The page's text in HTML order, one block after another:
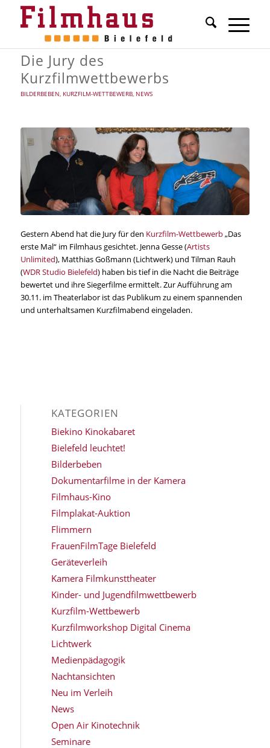
Die Jury des
Kurzfilmwettbewerbs
BILDERBEBEN, KURZFILM-WETTBEWERB, NEWS
Gestern Abend hat die Jury für den Kurzfilm-Wettbewerb„Das
erste Mal“ im Filmhaus gesichtet. Jenna Gesse (Artists
Unlimited), Matthias Goßmann (Lichtwerk) und Tilman Rauh
(WDR Studio Bielefeld) haben bis tief in die Nacht die Beiträge
bewertet und ihre Siegerfilme ermittelt. Zur Aufführung am
30.11. im Theaterlabor ist das Publikum zu einem spannenden
und unterhaltsamen Kurzfilmabend eingeladen.
KATEGORIEN
Biekino Kinokabaret
Bielefeld leuchtet!
Bilderbeben
Dokumentarfilme in der Kamera
Filmhaus-Kino
Filmplakat-Auktion
Flimmern
FrauenFilmTage Bielefeld
Geräteverleih
Kamera Filmkunsttheater
Kinder- und Jugendfilmwettbewerb
Kurzfilm-Wettbewerb
Kurzfilmworkshop Digital Cinema
Lichtwerk
Medienpädagogik
Nachtansichten
Neu im Verleih
News
Open Air Kinotechnik
Seminare